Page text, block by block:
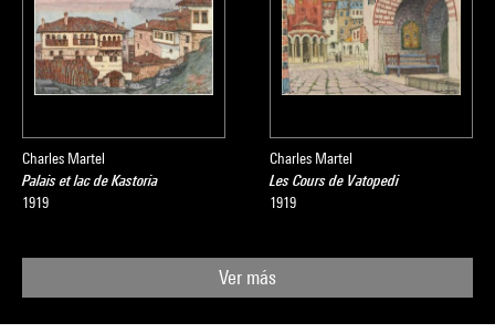
Charles Martel
Palais et lac de Kastoria
1919
Charles Martel
Les Cours de Vatopedi
1919
Ver más